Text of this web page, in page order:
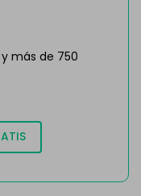
más de 750